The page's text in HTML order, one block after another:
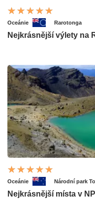
Oceánie Rarotonga
Nejkrásnější výlety na
Oceánie Národní park
Nejkrásnější místa v